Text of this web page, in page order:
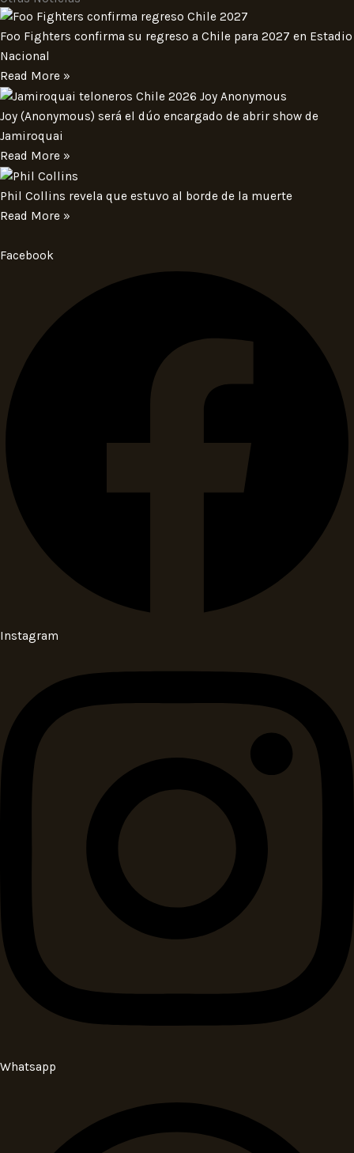
Foo Fighters confirma su regreso a Chile para 2027 en Estadio
Nacional
Read More »
Joy (Anonymous) será el dúo encargado de abrir show de
Jamiroquai
Read More »
Phil Collins revela que estuvo al borde de la muerte
Read More »
Facebook
Instagram
Whatsapp